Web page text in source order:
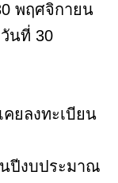
พฤศจิกายน
นที่ 30
คยลงทะเบียน
ปีงบประมาณ